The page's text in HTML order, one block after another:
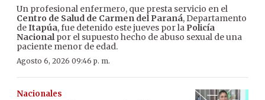
Un profesional enfermero, que presta servicio en el
Centro de Salud de Carmen del Paraná, Departamento
deItapúa, fue detenido este jueves por la Policía
Nacionalpor el supuesto hecho de abuso sexual de una
paciente menor de edad.
Agosto 6, 2026 09:46 p. m.
Nacionales